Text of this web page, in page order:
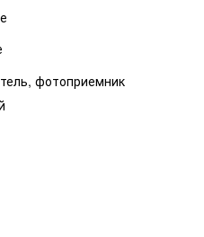
фотоприемник